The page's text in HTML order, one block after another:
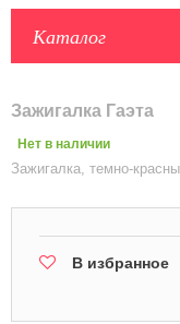
Каталог
Зажигалка Гаэта
Нет в наличии
Зажигалка, темно-
В избранное